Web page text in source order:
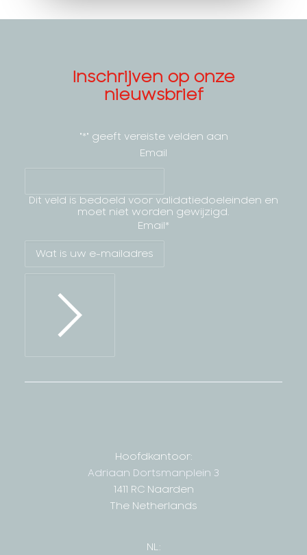
Inschrijven op onze
nieuwsbrief
"*" geeft vereiste velden aan
Email
Dit veld is bedoeld voor validatiedoeleinden en
moet niet worden gewijzigd.
Email*
Hoofdkantoor:
Adriaan Dortsmanplein 3
1411 RC Naarden
The Netherlands
NL: